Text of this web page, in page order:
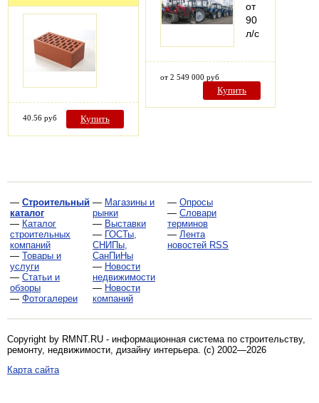
40.56 руб Купить
от
90
л/с
от 2 549 000 руб
Купить
— Строительный
каталог
— Каталог
строительных
компаний
— Товары и
услуги
— Статьи и
обзоры
— Фотогалереи
— Магазины и
рынки
— Выставки
— ГОСТы,
СНИПы,
СанПиНы
— Новости
недвижимости
— Новости
компаний
— Опросы
— Словари
терминов
— Лента
новостей RSS
Copyright by RMNT.RU - информационная система по строительству,
ремонту, недвижимости, дизайну интерьера. (c) 2002—2026
Карта сайта